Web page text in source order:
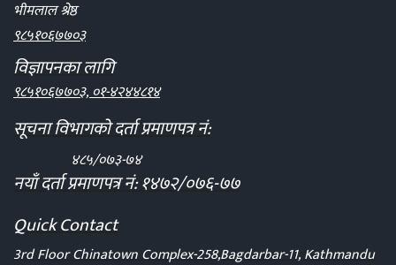
भीमलाल श्रेष्ठ
९८५१०६७७०३
विज्ञापनका लागि
९८५१०६७७०३, ०१-४२४४८१४
सूचना विभागको दर्ता प्रमाणपत्र नं:
४८५/०७३-७४
नयाँ दर्ता प्रमाणपत्र नं: १४७२/०७६-७७
Quick Contact
3rd Floor Chinatown Complex-258,Bagdarbar-11, Kathmandu